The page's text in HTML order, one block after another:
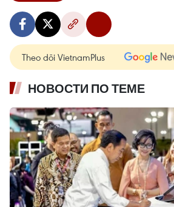
Theo dõi VietnamPlus
НОВОСТИ ПО ТЕМЕ